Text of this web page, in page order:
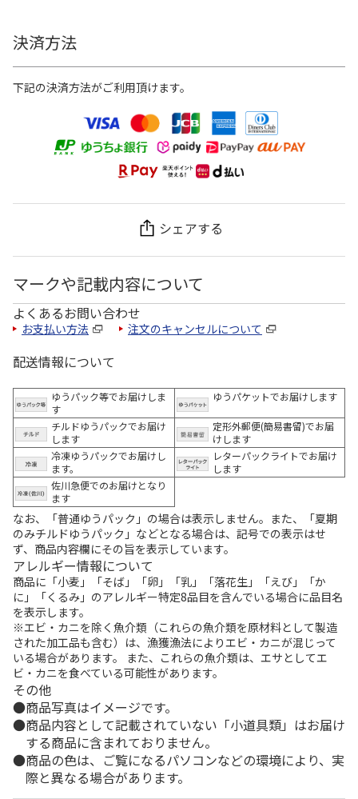
決済方法
下記の決済方法がご利用頂けます。
シェアする
マークや記載内容について
よくあるお問い合わせ
お支払い方法 注文のキャンセルについて
配送情報について
ゆうパック等でお届けしま
す
ゆうパケットでお届けします
チルドゆうパックでお届け
します
定形外郵便(簡易書留)でお届
けします
冷凍ゆうパックでお届けし
ます。
レターパックライトでお届け
します
佐川急便でのお届けとなり
ます
なお、「普通ゆうパック」の場合は表示しません。また、「夏期
のみチルドゆうパック」などとなる場合は、記号での表示はせ
ず、商品内容欄にその旨を表示しています。
アレルギー情報について
商品に「小麦」「そば」「卵」「乳」「落花生」「えび」「か
に」「くるみ」のアレルギー特定8品目を含んでいる場合に品目名
を表示します。
※エビ・カニを除く魚介類（これらの魚介類を原材料として製造
された加工品も含む）は、漁獲漁法によりエビ・カニが混じって
いる場合があります。 また、これらの魚介類は、エサとしてエ
ビ・カニを食べている可能性があります。
その他
商品写真はイメージです。
商品内容として記載されていない「小道具類」はお届け
する商品に含まれておりません。
商品の色は、ご覧になるパソコンなどの環境により、実
際と異なる場合があります。